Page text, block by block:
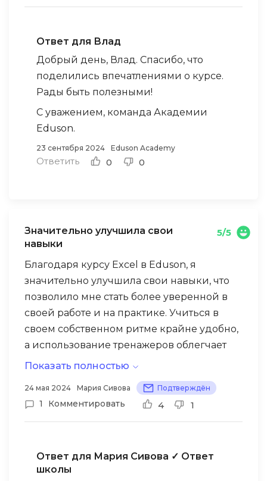
Ответ для Влад
Добрый день, Влад. Спасибо, что
поделились впечатлениями о курсе.
Рады быть полезными!
С уважением, команда Академии
Eduson.
23 сентября 2024 Eduson Academy
Ответить 0 0
Значительно улучшила свои
навыки
5/5
Благодаря курсу Excel в Eduson, я
значительно улучшила свои навыки, что
позволило мне стать более уверенной в
своей работе и на практике. Учиться в
своем собственном ритме крайне удобно,
а использование тренажеров облегчает
процесс обучения и помогает
урокам курса помогает не забывать
материал и периодически возвращаться к
сложным темам. Этот курс действительно
благодарность создателям за такую
обучающую программу и помощь, которую
Показать полностью
24 мая 2024 Мария Сивова Подтверждён
1 Комментировать 4 1
Ответ для Мария Сивова ✓ Ответ
школы